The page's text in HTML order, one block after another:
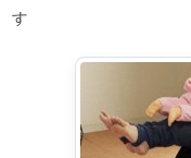
す